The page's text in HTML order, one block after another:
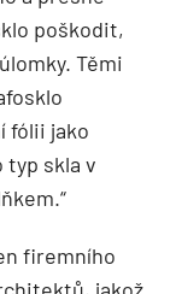
poškodit,
Těmi
fólii jako
typ skla v
firemního